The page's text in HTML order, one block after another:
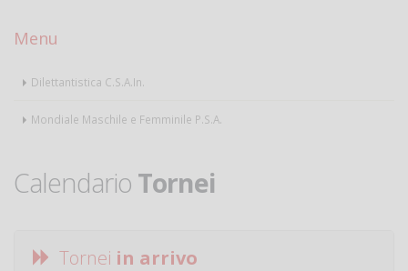
Menu
Dilettantistica C.S.A.In.
Mondiale Maschile e Femminile P.S.A.
Calendario Tornei
Tornei in arrivo